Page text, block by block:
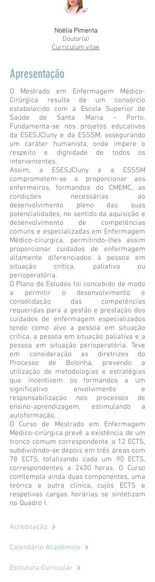
Noélia Pimenta
Doutor(a)
Curriculum vitae
Apresentação
O Mestrado em Enfermagem Médico-
Cirúrgica resulta de um consórcio
estabelecido com a Escola Superior de
Saúde de Santa Maria – Porto.
Fundamenta-se nos projetos educativos
da ESESJCluny e da ESSSM, assegurando
um caráter humanista, onde impere o
respeito e dignidade de todos os
intervenientes.
Assim, a ESESJCluny e a ESSSM
comprometem-se a proporcionar aos
enfermeiros, formandos do CMEMC, as
condições necessárias ao
desenvolvimento pleno das suas
potencialidades, no sentido da aquisição e
desenvolvimento de competências
comuns e especializadas em Enfermagem
Médico-cirúrgica, permitindo-lhes assim
proporcionar cuidados de enfermagem
altamente diferenciados à pessoa em
situação crítica, paliativa ou
perioperatória.
O Plano de Estudos foi concebido de modo
a permitir o desenvolvimento e
consolidação das competências
requeridas para a gestão e prestação dos
cuidados de enfermagem especializados
tendo como alvo a pessoa em situação
crítica, a pessoa em situação paliativa e a
pessoa em situação perioperatória. Teve
em consideração as diretrizes do
Processo de Bolonha, prevendo a
utilização de metodologias e estratégias
que incentivem os formandos a um
significativo envolvimento e
responsabilização nos processos de
ensino-aprendizagem, estimulando a
autoformação.
O Curso de Mestrado em Enfermagem
Médico-cirúrgica prevê a existência de um
tronco comum correspondente a 12 ECTS,
subdividindo-se depois em três áreas com
78 ECTS, totalizando cada um 90 ECTS,
correspondentes a 2430 horas. O Curso
comtempla ainda duas componentes, uma
teórica e outra clínica, cujos ECTS e
respetivas cargas horárias se sintetizam
no Quadro I.
Acreditação
Calendário Académico
Estrutura Curricular